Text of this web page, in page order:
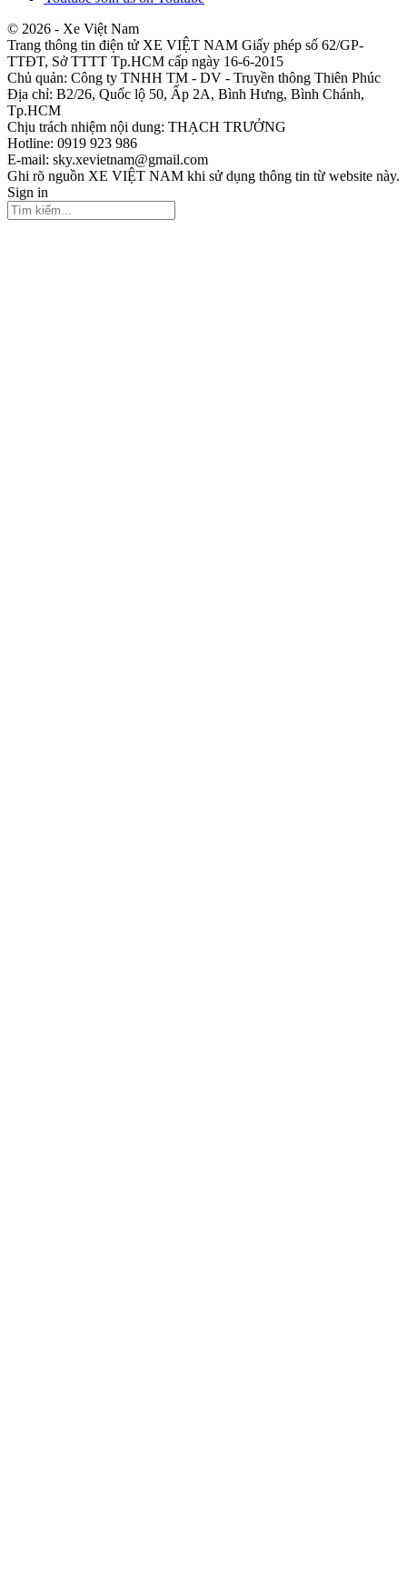
© 2026 - Xe Việt Nam
Trang thông tin điện tử XE VIỆT NAM Giấy phép số 62/GP-
TTĐT, Sở TTTT Tp.HCM cấp ngày 16-6-2015
Chủ quản: Công ty TNHH TM - DV - Truyền thông Thiên Phúc
Địa chỉ: B2/26, Quốc lộ 50, Ấp 2A, Bình Hưng, Bình Chánh,
Tp.HCM
Chịu trách nhiệm nội dung: THẠCH TRƯỞNG
Hotline: 0919 923 986
E-mail: sky.xevietnam@gmail.com
Ghi rõ nguồn XE VIỆT NAM khi sử dụng thông tin từ website này.
Sign in